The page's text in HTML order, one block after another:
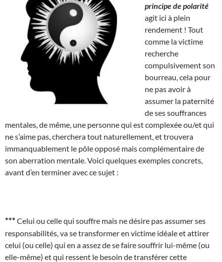
principe de polarité
agit ici à plein
rendement ! Tout
comme la victime
recherche
compulsivement son
bourreau, cela pour
ne pas avoir à
assumer la paternité
de ses souffrances
mentales, de même, une personne qui est complexée ou/et qui
ne s’aime pas, cherchera tout naturellement, et trouvera
immanquablement le pôle opposé mais complémentaire de
son aberration mentale. Voici quelques exemples concrets,
avant d’en terminer avec ce sujet :
***Celui ou celle qui souffre mais ne désire pas assumer ses
responsabilités, va se transformer en victime idéale et attirer
celui (ou celle) qui en a assez de se faire souffrir lui-même (ou
elle-même) et qui ressent le besoin de transférer cette